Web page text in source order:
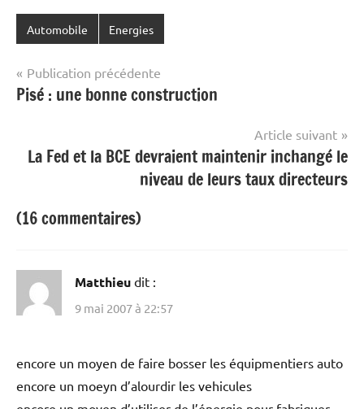
Automobile Energies
Navigation
de
Publication précédente
Pisé : une bonne construction
Article suivant
La Fed et la BCE devraient maintenir inchangé le
niveau de leurs taux directeurs
(16 commentaires)
Matthieu dit :
9 mai 2007 à 22:57
encore un moyen de faire bosser les équipmentiers auto
encore un moeyn d’alourdir les vehicules